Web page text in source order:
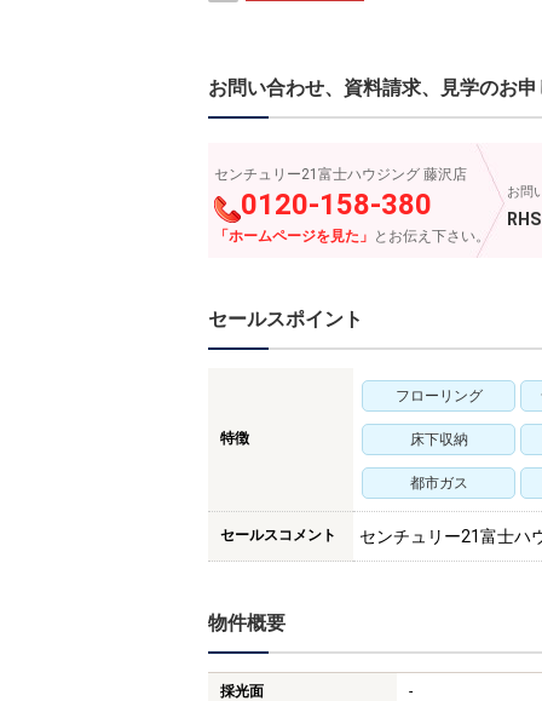
お問い合わせ、資料請求、見学のお
センチュリー21富士ハウジング 藤沢店
0120-158-380
「ホームページを見た」 とお伝え下さい。
お問
セールスポイント
特徴
フローリング
床下収納
都市ガス
セールスコメント センチュリー21富士ハ
物件概要
採光面 -